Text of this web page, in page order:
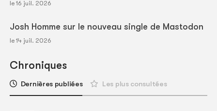
le 16 juil. 2026
Josh Homme sur le nouveau single de Mastodon
le 14 juil. 2026
Chroniques
Dernières publiées Les plus consultées